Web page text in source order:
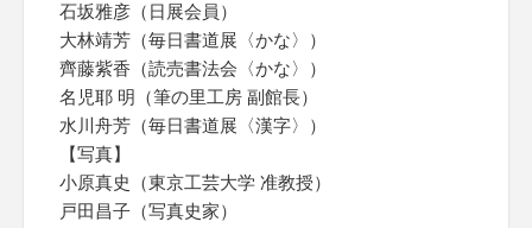
石坂雅彦（日展会員）
大林靖芳（毎日書道展〈かな〉）
齊藤紫香（読売書法会〈かな〉）
名児耶 明（筆の里工房 副館長）
水川舟芳（毎日書道展〈漢字〉）
【写真】
小原真史（東京工芸大学 准教授）
戸田昌子（写真史家）